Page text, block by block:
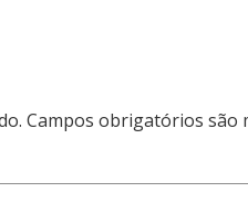
Campos obrigatórios são